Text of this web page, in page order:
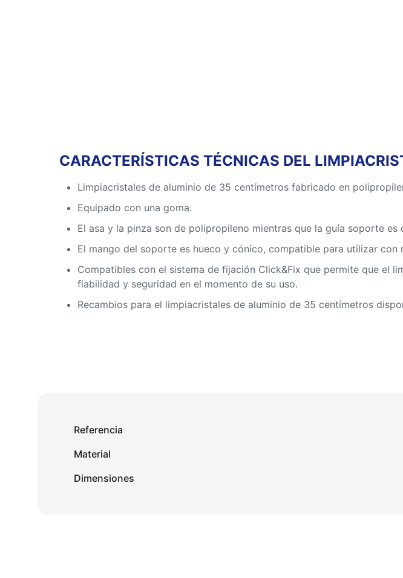
CARACTERÍSTICAS TÉCNICAS DEL
Limpiacristales de aluminio de 35 centímetros fabricado en
Equipado con una goma.
El asa y la pinza son de polipropileno mientras que la guía soporte es
El mango del soporte es hueco y cónico, compatible para utilizar con
Compatibles con el sistema de fijación Click&Fix que permite que el
fiabilidad y seguridad en el momento de su uso.
Recambios para el limpiacristales de aluminio de 35 centímetros
Referencia
Material
Dimensiones